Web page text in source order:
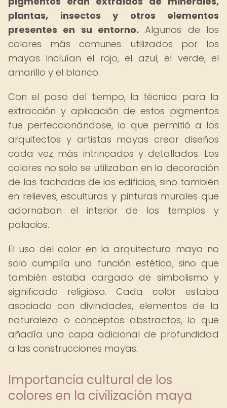
plantas, insectos y otros elementos
presentes en su entorno. Algunos de los
colores más comunes utilizados por los
mayas incluían el rojo, el azul, el verde, el
amarillo y el blanco.
Con el paso del tiempo, la técnica para la
extracción y aplicación de estos pigmentos
fue perfeccionándose, lo que permitió a los
arquitectos y artistas mayas crear diseños
cada vez más intrincados y detallados. Los
colores no solo se utilizaban en la decoración
de las fachadas de los edificios, sino también
en relieves, esculturas y pinturas murales que
adornaban el interior de los templos y
palacios.
El uso del color en la arquitectura maya no
solo cumplía una función estética, sino que
también estaba cargado de simbolismo y
significado religioso. Cada color estaba
asociado con divinidades, elementos de la
naturaleza o conceptos abstractos, lo que
añadía una capa adicional de profundidad
a las construcciones mayas.
Importancia cultural de los
colores en la civilización maya